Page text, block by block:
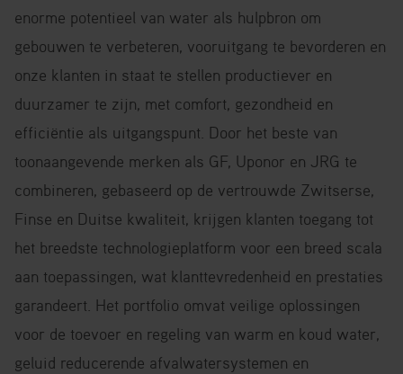
enorme potentieel van water als hulpbron om
gebouwen te verbeteren, vooruitgang te bevorderen en
onze klanten in staat te stellen productiever en
duurzamer te zijn, met comfort, gezondheid en
efficiëntie als uitgangspunt. Door het beste van
toonaangevende merken als GF, Uponor en JRG te
combineren, gebaseerd op de vertrouwde Zwitserse,
Finse en Duitse kwaliteit, krijgen klanten toegang tot
het breedste technologieplatform voor een breed scala
aan toepassingen, wat klanttevredenheid en prestaties
garandeert. Het portfolio omvat veilige oplossingen
voor de toevoer en regeling van warm en koud water,
geluid reducerende afvalwatersystemen en